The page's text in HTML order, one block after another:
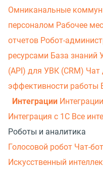
Омниканальные
персоналом Рабочее
отчетов Робот-
ресурсами База знаний
(API) для УВК (CRM) Чат
эффективности работы
Интеграции
Интеграция с 1С Все
Роботы и аналитика
Голосовой робот Чат-бот
Искусственный